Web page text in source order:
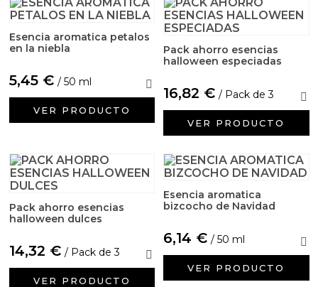
Esencia aromatica petalos
en la niebla
5,45 € / 50 ml
VER PRODUCTO
Pack ahorro esencias
halloween especiadas
16,82 € / Pack de 3
VER PRODUCTO
Pack ahorro esencias
halloween dulces
14,32 € / Pack de 3
VER PRODUCTO
Esencia aromatica
bizcocho de Navidad
6,14 € / 50 ml
VER PRODUCTO